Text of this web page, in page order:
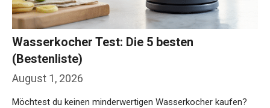
August 1, 2026
Wasserkocher Test: Die 5 besten
(Bestenliste)
Möchtest du keinen minderwertigen Wasserkocher kaufen?